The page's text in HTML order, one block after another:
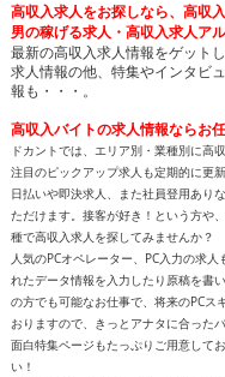
高収入求人をお探しなら、高収
男の稼げる求人・高収入求人ア
最新の高収入求人情報をゲット
求人情報の他、特集やインタビ
報も・・・。
高収入バイトの求人情報ならお
ドカントでは、エリア別・業種別に高
注目のピックアップ求人も定期的に更
日払いや即決求人、また社員登用あり
ただけます。接客が好き！という方や
種で高収入求人を探してみませんか？
人気のPCオペレーター、PC入力の求
れたデータ情報を入力したり原稿を書
の方でも可能なお仕事で、将来のPCス
おりますので、きっとアナタに合った
面白特集ページもたっぷりご用意して
い！